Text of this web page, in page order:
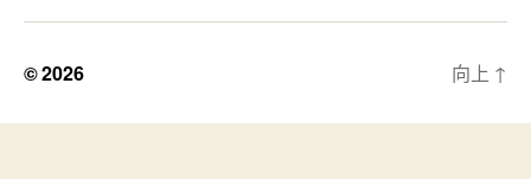
交
团
队。
© 2026 向上 ↑